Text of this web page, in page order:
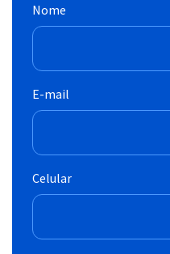
Nome
E-mail
Celular